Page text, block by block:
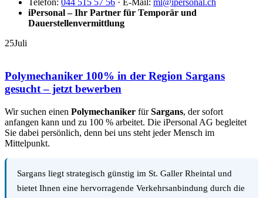
iPersonal – Ihr Partner für Temporär und
Dauerstellenvermittlung
25Juli
Polymechaniker 100% in der Region Sargans
gesucht – jetzt bewerben
Wir suchen einen Polymechaniker fürSargans, der sofort
anfangen kann und zu 100 % arbeitet. Die iPersonal AG begleitet
Sie dabei persönlich, denn bei uns steht jeder Mensch im
Mittelpunkt.
Sargans liegt strategisch günstig im St. Galler Rheintal und
bietet Ihnen eine hervorragende Verkehrsanbindung durch die